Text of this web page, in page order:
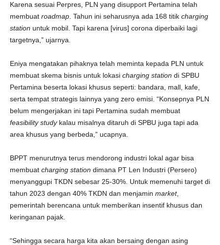
Karena sesuai Perpres, PLN yang disupport Pertamina telah
membuat roadmap . Tahun ini seharusnya ada 168 titik charging
station untuk mobil. Tapi karena [virus] corona diperbaiki lagi
targetnya,” ujarnya.
Eniya mengatakan pihaknya telah meminta kepada PLN untuk
membuat skema bisnis untuk lokasi charging station di SPBU
Pertamina beserta lokasi khusus seperti: bandara, mall, kafe,
serta tempat strategis lainnya yang zero emisi. “Konsepnya PLN
belum mengerjakan ini tapi Pertamina sudah membuat
feasibility studykalau misalnya ditaruh di SPBU juga tapi ada
area khusus yang berbeda,” ucapnya.
BPPT menurutnya terus mendorong industri lokal agar bisa
membuat charging station dimana PT Len Industri (Persero)
menyanggupi TKDN sebesar 25-30%. Untuk memenuhi target di
tahun 2023 dengan 40% TKDN dan menjamin market,
pemerintah berencana untuk memberikan insentif khusus dan
keringanan pajak.
“Sehingga secara harga kita akan bersaing dengan asing